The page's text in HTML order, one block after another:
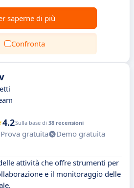
saperne di più
Confronta
4.2Sulla base di 38 recensioni
Prova gratuita
Demo gratuita
attività che offre strumenti per
e il monitoraggio delle